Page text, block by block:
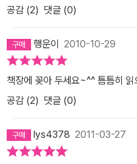
면 역사적 사건들에 때때로 신적
혹은 꿈이 개인으로하여금 역사
하지 못하도록 만류한다. 반면 실
고려에 의해 역사적 결단이 내려
과 질투, 복수심과 야망, 정욕 혹은
헤로도토스의 <역사> 전체를 볼
내세우는 인간은 신의 의지에 복
의해 제한된 한계 안에서 자신의
공감 (2) 댓글 (0)
행운이 2010-10-29
책장에 꽂아 두세요~^^ 틈틈히 읽
공감 (2) 댓글 (0)
lys4378 2011-03-27